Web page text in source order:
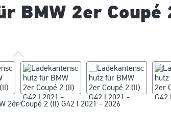
BMW 2er